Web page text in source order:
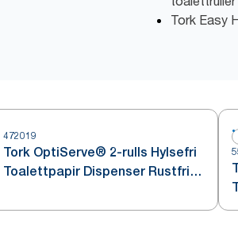
Tork Easy
472019
Tork OptiServe® 2-rulls Hylsefri
Toalettpapir Dispenser Rustfritt